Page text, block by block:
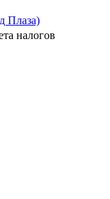
Плаза)
налогов